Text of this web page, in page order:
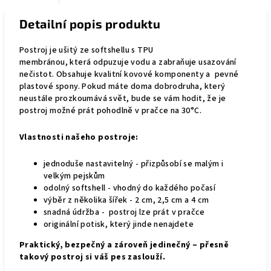
Detailní popis produktu
Postroj jeušitý ze softshellu s TPU
membránou,která odpuzuje vodu a zabraňuje usazování
nečistot. Obsahuje kvalitní kovové komponenty a pevné
plastové spony. Pokud máte doma dobrodruha, který
neustále prozkoumává svět, bude se vám hodit, že je
postroj možné prát pohodlně v pračce na 30°C.
Vlastnosti našeho postroje:
jednoduše nastavitelný - přizpůsobí se malým i
velkým pejskům
odolný softshell - vhodný do každého počasí
výběr z několika šířek - 2 cm, 2,5 cm a 4 cm
snadná údržba - postroj lze prát v pračce
originální potisk, který jinde nenajdete
Praktický, bezpečný a zároveň jedinečný – přesně
takový postroj si váš pes zaslouží.